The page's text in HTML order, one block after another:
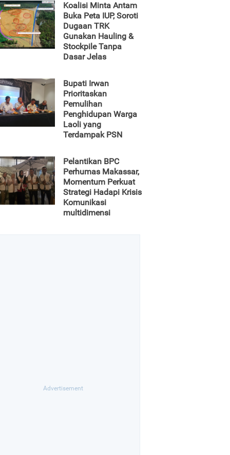
Koalisi Minta Antam
Buka Peta IUP, Soroti
Dugaan TRK
Gunakan Hauling &
Stockpile Tanpa
Dasar Jelas
Bupati Irwan
Prioritaskan
Pemulihan
Penghidupan Warga
Laoli yang
Terdampak PSN
Pelantikan BPC
Perhumas Makassar,
Momentum Perkuat
Strategi Hadapi Krisis
Komunikasi
multidimensi